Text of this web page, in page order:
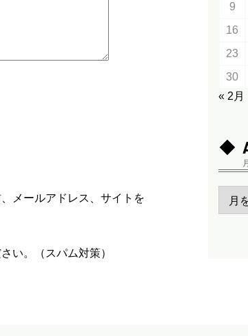
メールアドレス、サイトを
い。（スパム対策）
9
16
23
30
« 2月